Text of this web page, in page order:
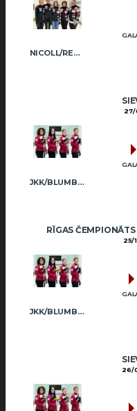
NICOLL/REGŽA
27/
JKK/BLUMBERGA-BĒRZIŅA
RĪGAS
25/
JKK/BLUMBERGA-BĒRZIŅA
26/